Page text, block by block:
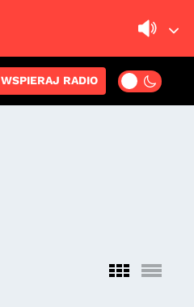
WSPIERAJ RADIO